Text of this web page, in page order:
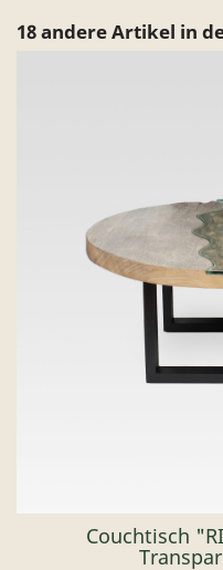
18 andere Artikel in
Couchtisch